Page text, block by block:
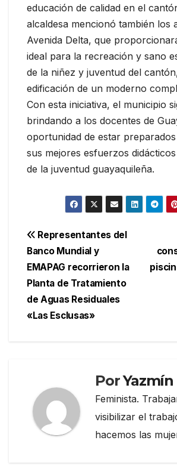
educación de calidad en el
alcaldesa mencionó también los
Avenida Delta, que
ideal para la recreación y sano
de la niñez y juventud del
edificación de un moderno
Con esta iniciativa, el municipio
brindando a los docentes de
oportunidad de estar
sus mejores esfuerzos
de la juventud guayaquileña.
Navegación
de
entradas
Representantes del
Banco Mundial y
EMAPAG recorrieron la
Planta de Tratamiento
de Aguas Residuales
«Las Esclusas»
Por
Feminista.
visibilizar el
hacemos las